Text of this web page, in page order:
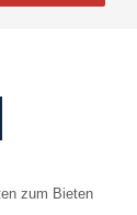
zum Bieten